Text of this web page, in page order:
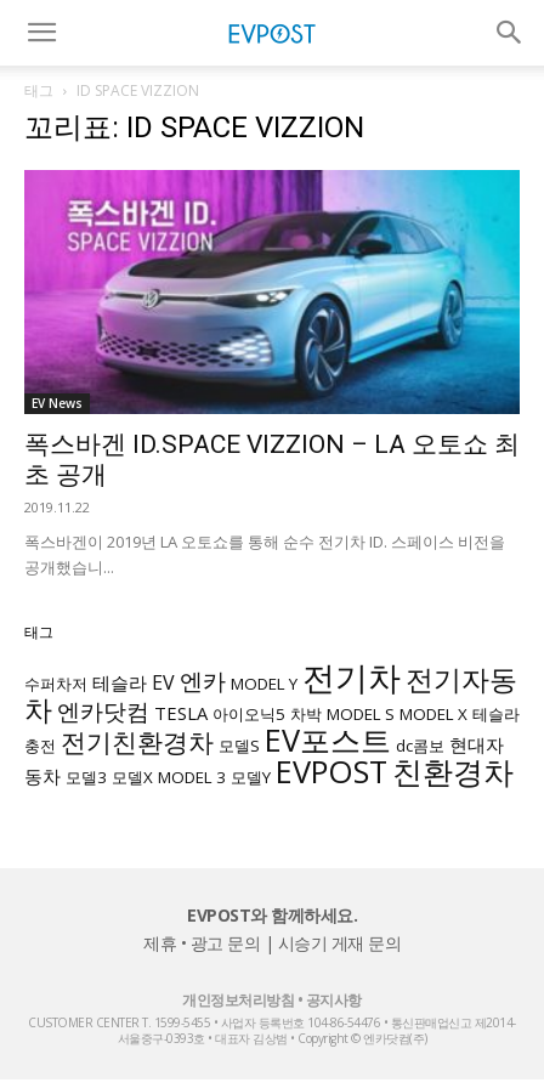
태그 ID SPACE VIZZION
꼬리표: ID SPACE VIZZION
EV News
폭스바겐 ID.SPACE VIZZION – LA 오토쇼 최
초 공개
2019.11.22
폭스바겐이 2019년 LA 오토쇼를 통해 순수 전기차 ID. 스페이스 비전을
공개했습니...
태그
수퍼차저 테슬라 EV 엔카 MODEL Y 전기차전기자동
차 엔카닷컴 TESLA 아이오닉5 차박 MODEL S MODEL X 테슬라
충전 전기친환경차 모델S EV포스트 dc콤보 현대자
동차 모델3 모델X MODEL 3 모델Y EVPOST 친환경차
EVPOST와 함께하세요.
제휴 • 광고 문의 | 시승기 게재 문의
개인정보처리방침 • 공지사항
CUSTOMER CENTER T. 1599-5455 • 사업자 등록번호 104-86-54476 • 통신판매업신고 제2014-
서울중구-0393호 • 대표자 김상범 • Copyright © 엔카닷컴(주)